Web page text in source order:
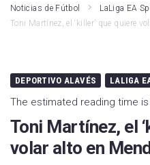
Noticias de Fútbol LaLiga EA
Toni Martínez, el ‘killer’ que quiere
DEPORTIVO ALAVÉS LALIGA
The estimated reading time
Toni Martínez, el
volar alto en